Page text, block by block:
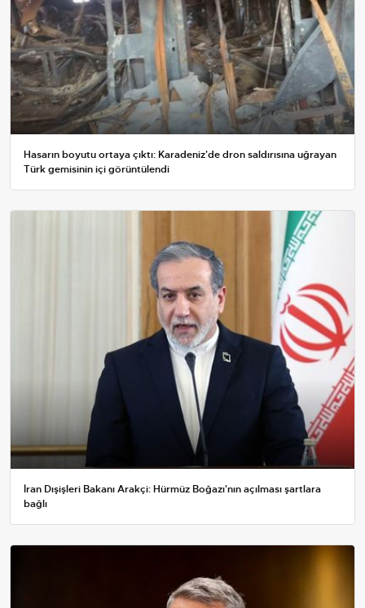
Hasarın boyutu ortaya çıktı: Karadeniz'de dron saldırısına uğrayan
Türk gemisinin içi görüntülendi
İran Dışişleri Bakanı Arakçi: Hürmüz Boğazı'nın açılması şartlara
bağlı